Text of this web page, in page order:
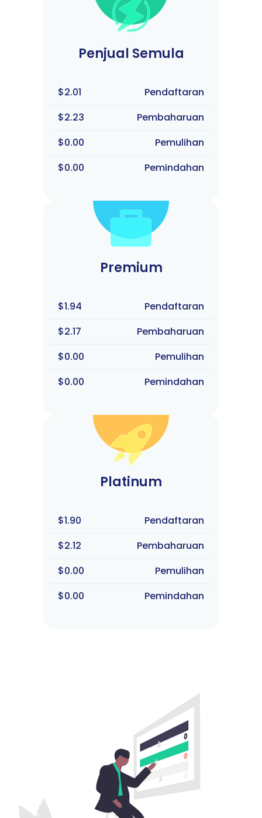
Penjual Semula
$2.01
Pendaftaran
$2.23
Pembaharuan
$0.00
Pemulihan
$0.00
Pemindahan
Premium
$1.94
Pendaftaran
$2.17
Pembaharuan
$0.00
Pemulihan
$0.00
Pemindahan
Platinum
$1.90
Pendaftaran
$2.12
Pembaharuan
$0.00
Pemulihan
$0.00
Pemindahan